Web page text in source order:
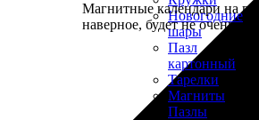
Новогодние
шары
Пазл
картонный
Тарелки
Магниты
Пазлы
Магнитные календари на
наверное, будет не очень